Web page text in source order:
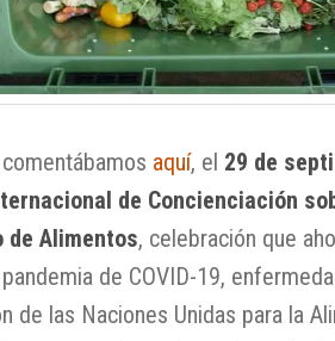
aquí, el 29 de
de Concienciación
de Alimentos, celebración que
de COVID-19,
de las Naciones Unidas para la